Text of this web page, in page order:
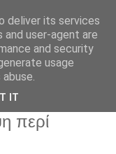
περί
deliver its services
and user-agent are
and security
usage
IT